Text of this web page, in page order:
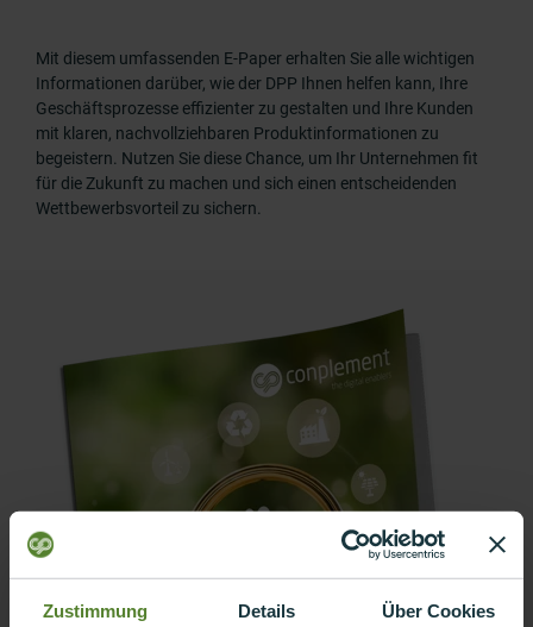
Zustimmung Details Über Cookies
Mit diesem umfassenden E-Paper erhalten Sie alle wichtigen
Informationen darüber, wie der DPP Ihnen helfen kann, Ihre
Geschäftsprozesse effizienter zu gestalten und Ihre Kunden
mit klaren, nachvollziehbaren Produktinformationen zu
begeistern. Nutzen Sie diese Chance, um Ihr Unternehmen fit
für die Zukunft zu machen und sich einen entscheidenden
Wettbewerbsvorteil zu sichern.